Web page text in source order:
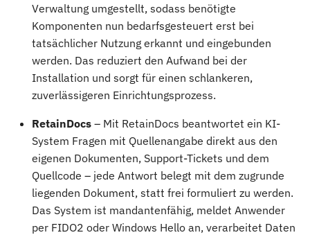
Verwaltung umgestellt, sodass benötigte
Komponenten nun bedarfsgesteuert erst bei
tatsächlicher Nutzung erkannt und eingebunden
werden. Das reduziert den Aufwand bei der
Installation und sorgt für einen schlankeren,
zuverlässigeren Einrichtungsprozess.
RetainDocs – Mit RetainDocs beantwortet ein KI-
System Fragen mit Quellenangabe direkt aus den
eigenen Dokumenten, Support-Tickets und dem
Quellcode – jede Antwort belegt mit dem zugrunde
liegenden Dokument, statt frei formuliert zu werden.
Das System ist mandantenfähig, meldet Anwender
per FIDO2 oder Windows Hello an, verarbeitet Daten